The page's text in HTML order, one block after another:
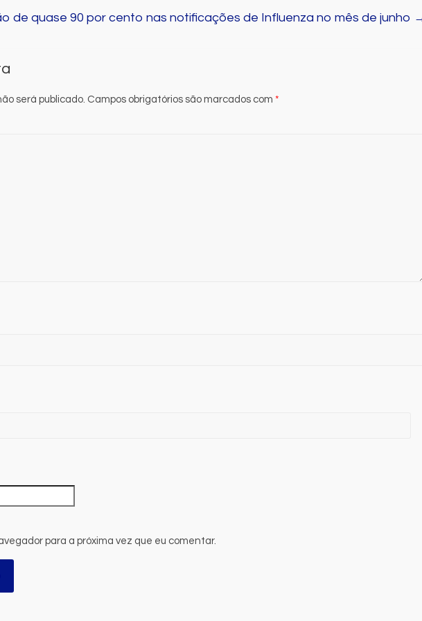
de quase 90 por cento nas notificações de Influenza no mês de junho
será publicado. Campos obrigatórios são marcados com *
para a próxima vez que eu comentar.